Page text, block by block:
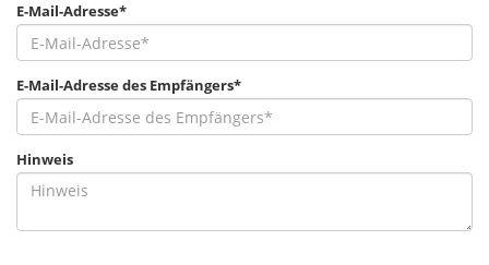
E-Mail-Adresse*
E-Mail-Adresse des Empfängers*
Hinweis